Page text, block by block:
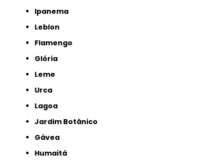
Ipanema
Leblon
Flamengo
Glória
Leme
Urca
Lagoa
Jardim Botânico
Gávea
Humaitá